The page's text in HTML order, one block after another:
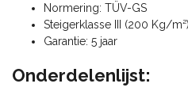
Normering: TÜV-GS
Steigerklasse III (200 Kg/m²)
Garantie: 5 jaar
Onderdelenlijst: